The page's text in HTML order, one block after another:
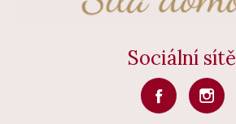
Sociální sítě